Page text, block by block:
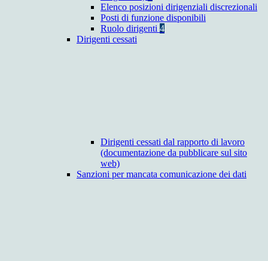
Elenco posizioni dirigenziali discrezionali
Posti di funzione disponibili
Ruolo dirigenti 4
Dirigenti cessati
Dirigenti cessati dal rapporto di lavoro
(documentazione da pubblicare sul sito
web)
Sanzioni per mancata comunicazione dei dati